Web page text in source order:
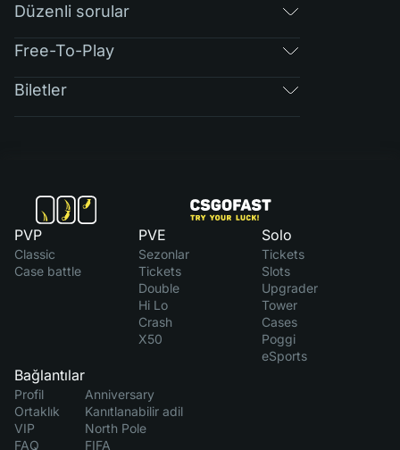
Düzenli sorular
Free-To-Play
Biletler
PVP
Classic
Case battle
PVE
Sezonlar
Tickets
Double
Hi Lo
Crash
X50
Solo
Tickets
Slots
Upgrader
Tower
Cases
Poggi
eSports
Bağlantılar
Profil
Ortaklık
VIP
FAQ
Anniversary
Kanıtlanabilir adil
North Pole
FIFA